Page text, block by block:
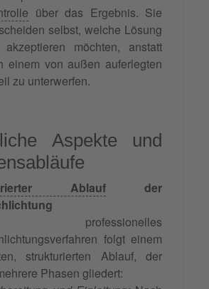
über das Ergebnis. Sie
selbst, welche Lösung
möchten, anstatt
einem von außen auferlegten
zu unterwerfen.
Aspekte und
Ablauf der
folgt einem
strukturierten Ablauf, der
Phasen gliedert: